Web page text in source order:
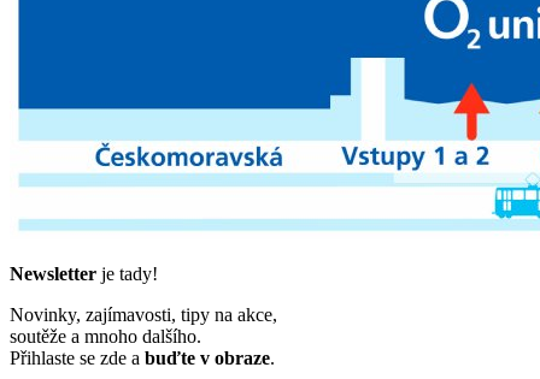
Newsletter je tady!
Novinky, zajímavosti, tipy na akce,
soutěže a mnoho dalšího.
Přihlaste se zde a buďte v obraze.